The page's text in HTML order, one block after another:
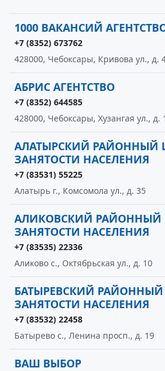
1000 ВАКАНСИЙ
+7 (8352) 673762
428000, Чебоксары, Кривова ул., д.
АБРИС АГЕНТСТВО
+7 (8352) 644585
428000, Чебоксары, Хузангая ул., д.
АЛАТЫРСКИЙ РАЙОННЫЙ
ЗАНЯТОСТИ НАСЕЛЕНИЯ
+7 (83531) 55225
Алатырь г., Комсомола ул., д. 35
АЛИКОВСКИЙ РАЙОННЫЙ
ЗАНЯТОСТИ НАСЕЛЕНИЯ
+7 (83535) 22336
Аликово с., Октябрьская ул., д. 10
БАТЫРЕВСКИЙ РАЙОННЫЙ
ЗАНЯТОСТИ НАСЕЛЕНИЯ
+7 (83532) 22458
Батырево с., Ленина просп., д. 19
ВАШ ВЫБОР